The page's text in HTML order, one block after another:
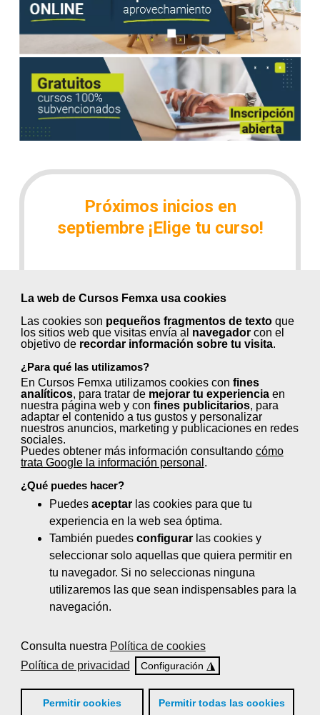
La web de Cursos Femxa usa cookies
Las cookies son pequeños fragmentos de textoque
los sitios web que visitas envía al navegadorcon el
objetivo de recordar información sobre tu visita.
¿Para qué las utilizamos?
En Cursos Femxa utilizamos cookies con fines
analíticos, para tratar de mejorar tu experienciaen
nuestra página web y con fines publicitarios, para
adaptar el contenido a tus gustos y personalizar
nuestros anuncios, marketing y publicaciones en redes
sociales.
Puedes obtener más información consultando cómo
trata Google la información personal .
¿Qué puedes hacer?
Puedes aceptarlas cookies para que tu
experiencia en la web sea óptima.
También puedes configurarlas cookies y
seleccionar solo aquellas que quiera permitir en
tu navegador. Si no seleccionas ninguna
utilizaremos las que sean indispensables para la
navegación.
Consulta nuestra Política de cookies
Política de privacidad
Configuración ◮
Permitir cookies Permitir todas las cookies
Próximos inicios en
septiembre ¡Elige tu curso!
procesos (30 horas)
Fidelización y retención de clientes (24
horas)
Gestión de comunidades virtuales (100
horas)
Herramientas en internet: comercio
electrónico (80 horas)
Marketing digital: diseño web,
herramientas, estrategias y gestión (55
horas)
Negocios online y comercio
electrónico (80 horas)
Neuromarketing (35 horas)
Organización de eventos y protocolo (65
Posicionamiento en buscadores (50
Proyectos de decoración comercial (80